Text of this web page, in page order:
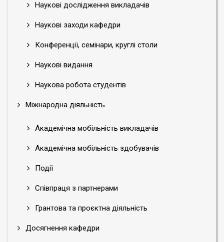
Наукові дослідження викладачів
Наукові заходи кафедри
Конференції, семінари, круглі столи
Наукові видання
Наукова робота студентів
Міжнародна діяльність
Академічна мобільність викладачів
Академічна мобільність здобувачів
Події
Співпраця з партнерами
Грантова та проєктна діяльність
Досягнення кафедри